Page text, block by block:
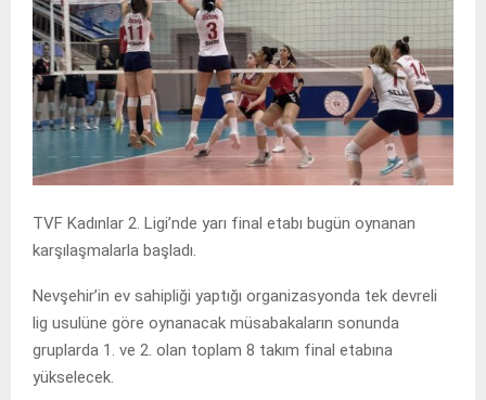
TVF Kadınlar 2. Ligi’nde yarı final etabı bugün oynanan
karşılaşmalarla başladı.
Nevşehir’in ev sahipliği yaptığı organizasyonda tek devreli
lig usulüne göre oynanacak müsabakaların sonunda
gruplarda 1. ve 2. olan toplam 8 takım final etabına
yükselecek.